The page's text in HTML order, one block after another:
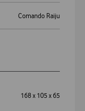
Comando Raiju
168 x 105 x 65